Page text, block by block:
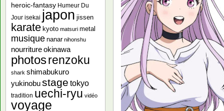
heroic-fantasy Humeur Du
Jour isekai japon jissen
karate kyoto matsuri metal
musique nanar nihonshu
nourritureokinawa
photosrenzoku
shark shimabukuro
yukinobustage tokyo
tradition uechi-ryu vidéo
voyage